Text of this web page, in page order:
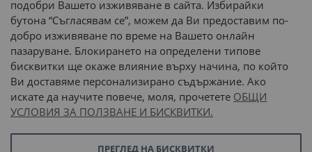
Доставка до адрес с:
или
наш транспорт
подобри Вашето изживяване в сайта. Избирайки
бутона “Съгласявам се”, можем да Ви предоставим по-
добро изживяване по време на Вашето онлайн
пазаруване. Блокирането на определени типове
бисквитки ще окаже влияние върху начина, по който
Ви доставяме персонализирано съдържание. Ако
искате да научите повече, моля, прочетете ОБЩИ
УСЛОВИЯ ЗА ПОЛЗВАНЕ И БИСКВИТКИ.
ПРЕГЛЕД НА БИСКВИТКИ